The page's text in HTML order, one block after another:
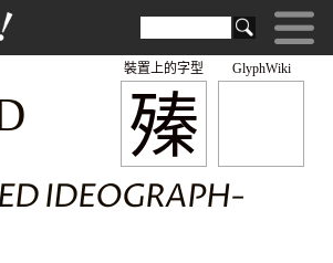
GlyphWiki
殝
裝置上的字型
IDEOGRAPH-